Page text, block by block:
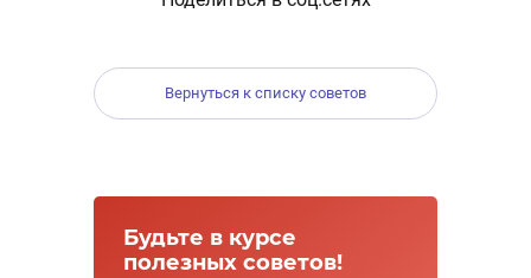
Вернуться к списку советов
Будьте в курсе
полезных советов!